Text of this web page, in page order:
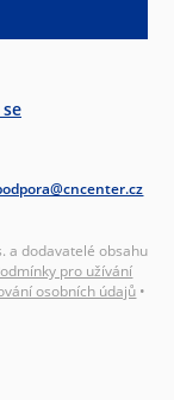
a dodavatelé obsahu
pro užívání
osobních údajů •